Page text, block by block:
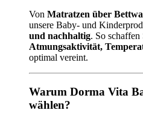
Von Matratzen über
unsere Baby- und
und nachhaltig. So
Atmungsaktivität,
optimal vereint.
Warum Dorma Vita
wählen?